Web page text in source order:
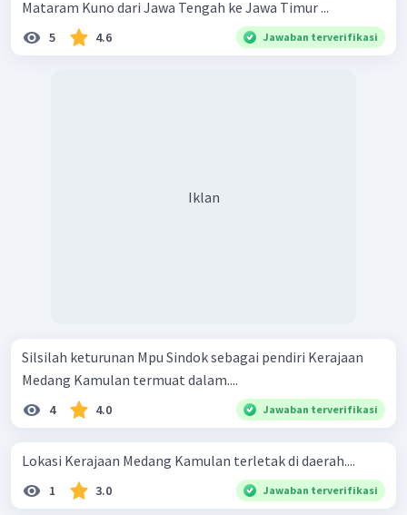
Mataram Kuno dari Jawa Tengah ke Jawa Timur ...
5 4.6 Jawaban terverifikasi
Iklan
Silsilah keturunan Mpu Sindok sebagai pendiri Kerajaan
Medang Kamulan termuat dalam....
4 4.0 Jawaban terverifikasi
Lokasi Kerajaan Medang Kamulan terletak di daerah....
1 3.0 Jawaban terverifikasi